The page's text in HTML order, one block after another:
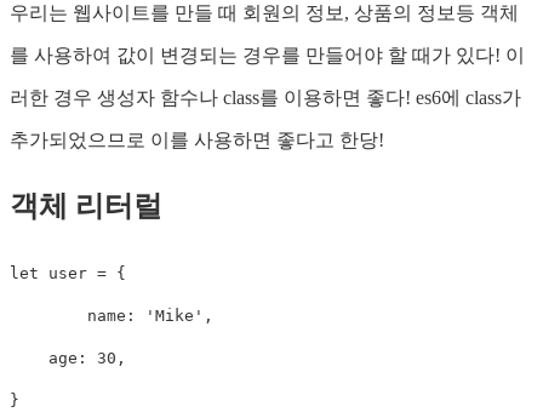
우리는 웹사이트를 만들 때 회원의 정보, 상품의 정보등 객체
를 사용하여 값이 변경되는 경우를 만들어야 할 때가 있다! 이
러한 경우 생성자 함수나 class를 이용하면 좋다! es6에 class가
추가되었으므로 이를 사용하면 좋다고 한당!
객체 리터럴
let user = {
	name
: 'Mike' ,
    age
: 30 ,
}